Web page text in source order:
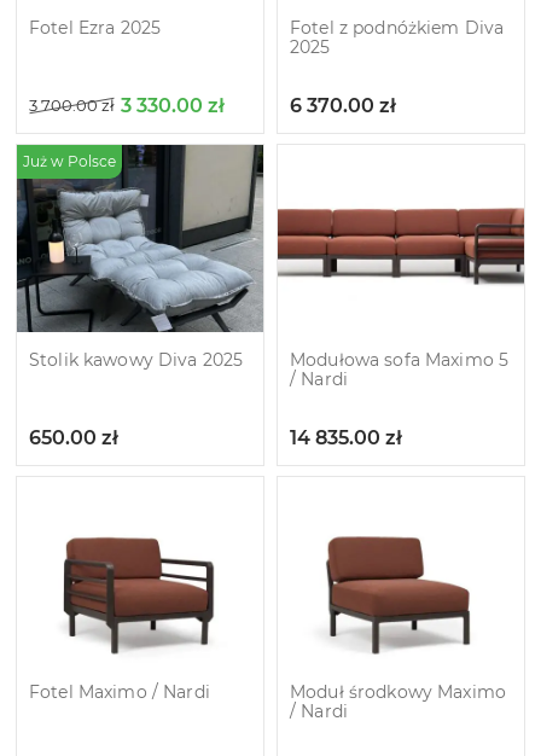
Fotel Ezra 2025
3 700.00zł 3 330.00 zł
Fotel z podnóżkiem Diva
2025
6 370.00 zł
Już w Polsce
Stolik kawowy Diva 2025
650.00 zł
Modułowa sofa Maximo 5
/ Nardi
14 835.00 zł
Fotel Maximo / Nardi
Moduł środkowy Maximo
/ Nardi